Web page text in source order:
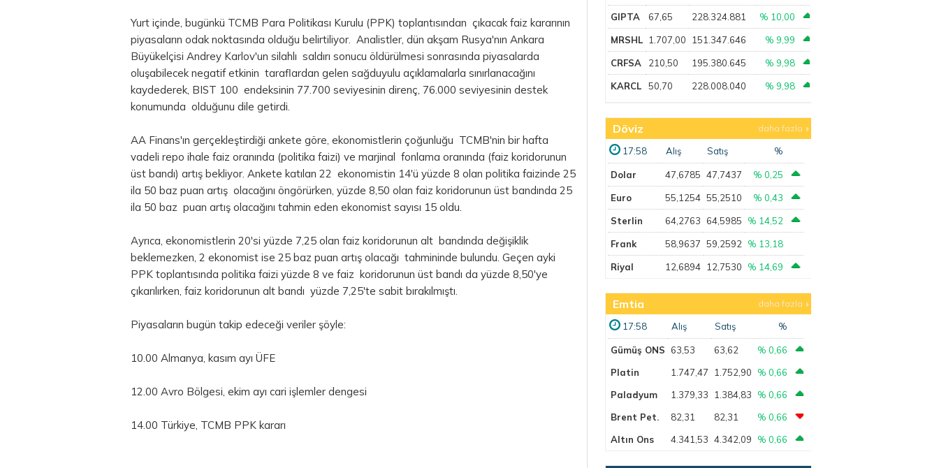
Yurt içinde, bugünkü TCMB Para Politikası Kurulu (PPK) toplantısından çıkacak faiz kararının
piyasaların odak noktasında olduğu belirtiliyor. Analistler, dün akşam Rusya'nın Ankara
Büyükelçisi Andrey Karlov'un silahlı saldırı sonucu öldürülmesi sonrasında piyasalarda
oluşabilecek negatif etkinin taraflardan gelen sağduyulu açıklamalarla sınırlanacağını
kaydederek, BIST 100 endeksinin 77.700 seviyesinin direnç, 76.000 seviyesinin destek
konumunda olduğunu dile getirdi.
AA Finans'ın gerçekleştirdiği ankete göre, ekonomistlerin çoğunluğu TCMB'nin bir hafta
vadeli repo ihale faiz oranında (politika faizi) ve marjinal fonlama oranında (faiz koridorunun
üst bandı) artış bekliyor. Ankete katılan 22 ekonomistin 14'ü yüzde 8 olan politika faizinde 25
ila 50 baz puan artış olacağını öngörürken, yüzde 8,50 olan faiz koridorunun üst bandında 25
ila 50 baz puan artış olacağını tahmin eden ekonomist sayısı 15 oldu.
Ayrıca, ekonomistlerin 20'si yüzde 7,25 olan faiz koridorunun alt bandında değişiklik
beklemezken, 2 ekonomist ise 25 baz puan artış olacağı tahmininde bulundu. Geçen ayki
PPK toplantısında politika faizi yüzde 8 ve faiz koridorunun üst bandı da yüzde 8,50'ye
çıkarılırken, faiz koridorunun alt bandı yüzde 7,25'te sabit bırakılmıştı.
Piyasaların bugün takip edeceği veriler şöyle:
10.00 Almanya, kasım ayı ÜFE
12.00 Avro Bölgesi, ekim ayı cari işlemler dengesi
14.00 Türkiye, TCMB PPK kararı
GIPTA 67,65 228.324.881 % 10,00
MRSHL 1.707,00 151.347.646 % 9,99
CRFSA 210,50 195.380.645 % 9,98
KARCL 50,70 228.008.040 % 9,98
Döviz daha fazla
17:58 Alış Satış %
Dolar 47,6785 47,7437 % 0,25
Euro 55,1254 55,2510 % 0,43
Sterlin 64,2763 64,5985 % 14,52
Frank 58,9637 59,2592 % 13,18
Riyal 12,6894 12,7530 % 14,69
Emtia daha fazla
17:58 Alış Satış %
Gümüş ONS 63,53 63,62
% 0,66
Platin
1.747,47 1.752,90
% 0,66
Paladyum
1.379,33 1.384,83
% 0,66
Brent Pet.
82,31 82,31
% 0,66
Altın Ons
4.341,53 4.342,09 % 0,66